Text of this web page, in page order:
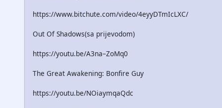
https://www.bitchute.com/video/4eyyDTmIcLXC/
Out Of Shadows(sa prijevodom)
https://youtu.be/A3na–ZoMq0
The Great Awakening: Bonfire Guy
https://youtu.be/NOiaymqaQdc